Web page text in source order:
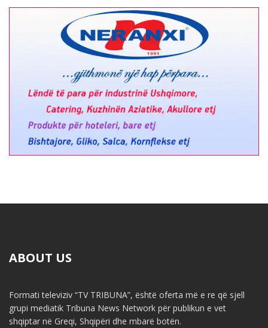
ABOUT US
Formati televiziv “TV TRIBUNA”, është oferta më e re që sjell
grupi mediatik Tribuna News Network për publikun e vet
shqiptar në Greqi, Shqipëri dhe mbarë botën.